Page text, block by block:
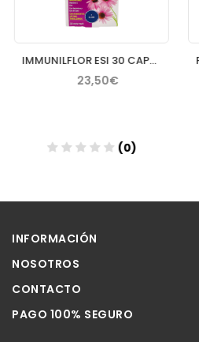
IMMUNILFLOR ESI 30 CAPSULAS
23,50€
(0)
INFORMACIÓN
NOSOTROS
CONTACTO
PAGO 100% SEGURO